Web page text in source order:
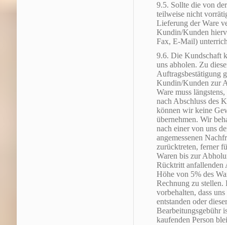
9.5. Sollte die von
teilweise nicht
Lieferung der Ware
Kundin/Kunden
Fax, E-Mail)
9.6. Die Kundschaft
uns abholen. Zu
Auftragsbestätigung
Kundin/Kunden zur
Ware muss
nach Abschluss des
können wir keine
übernehmen. Wir
nach einer von uns
angemessenen
zurücktreten, ferner
Waren bis zur
Rücktritt anfallenden
Höhe von 5% des
Rechnung zu
vorbehalten, dass
entstanden oder
Bearbeitungsgebühr
kaufenden Person